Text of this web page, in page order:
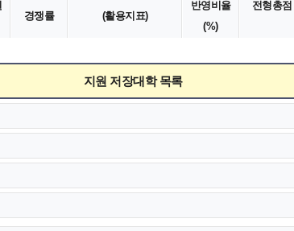
경쟁률
(활용지표)
반영비율
(%)
전형총점
지원 저장대학 목록